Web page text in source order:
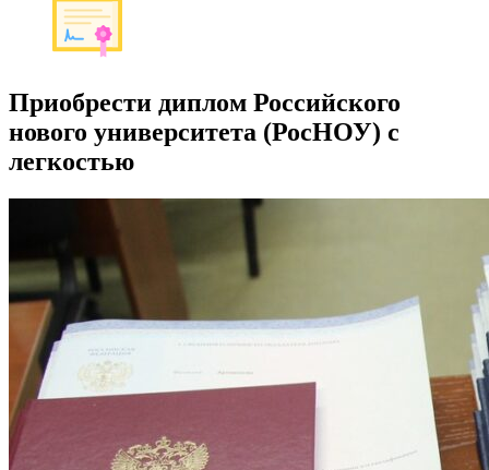
Приобрести диплом Российского
нового университета (РосНОУ) с
легкостью